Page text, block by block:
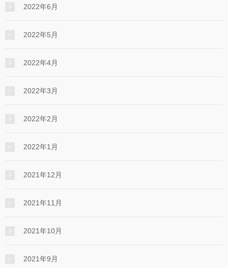
2022年6月
2022年5月
2022年4月
2022年3月
2022年2月
2022年1月
2021年12月
2021年11月
2021年10月
2021年9月